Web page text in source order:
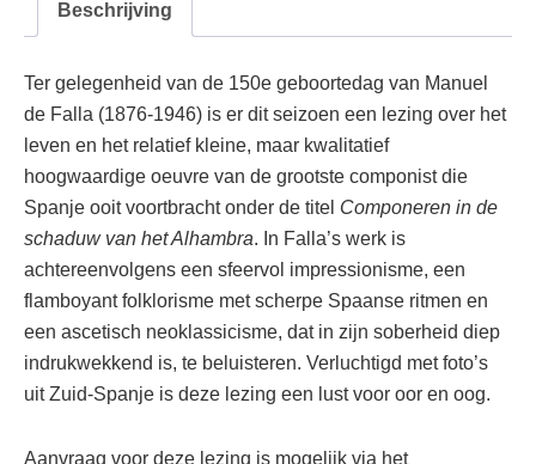
Beschrijving
Ter gelegenheid van de 150e geboortedag van Manuel
de Falla (1876-1946) is er dit seizoen een lezing over het
leven en het relatief kleine, maar kwalitatief
hoogwaardige oeuvre van de grootste componist die
Spanje ooit voortbracht onder de titel Componeren in de
schaduw van het Alhambra. In Falla’s werk is
achtereenvolgens een sfeervol impressionisme, een
flamboyant folklorisme met scherpe Spaanse ritmen en
een ascetisch neoklassicisme, dat in zijn soberheid diep
indrukwekkend is, te beluisteren. Verluchtigd met foto’s
uit Zuid-Spanje is deze lezing een lust voor oor en oog.
Aanvraag voor deze lezing is mogelijk via het